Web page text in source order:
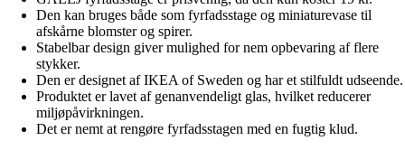
Den kan bruges både som fyrfadsstage og miniaturevase til
afskårne blomster og spirer.
Stabelbar design giver mulighed for nem opbevaring af flere
stykker.
Den er designet af IKEA of Sweden og har et stilfuldt udseende.
Produktet er lavet af genanvendeligt glas, hvilket reducerer
miljøpåvirkningen.
Det er nemt at rengøre fyrfadsstagen med en fugtig klud.